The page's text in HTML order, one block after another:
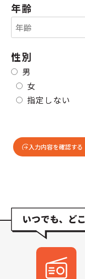
年齢
性別
男
女
指定しない
入力内容を確認する